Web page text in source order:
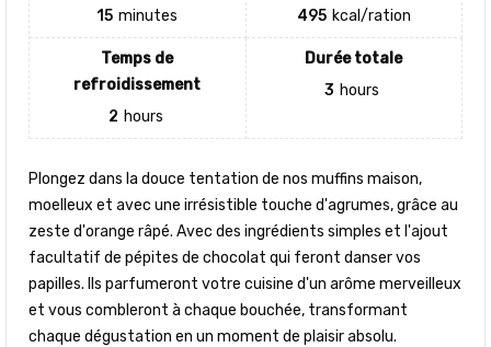
15 minutes
495 kcal/ration
Temps de
refroidissement
2 hours
Durée totale
3 hours
Plongez dans la douce tentation de nos muffins maison,
moelleux et avec une irrésistible touche d'agrumes, grâce au
zeste d'orange râpé. Avec des ingrédients simples et l'ajout
facultatif de pépites de chocolat qui feront danser vos
papilles. Ils parfumeront votre cuisine d'un arôme merveilleux
et vous combleront à chaque bouchée, transformant
chaque dégustation en un moment de plaisir absolu.